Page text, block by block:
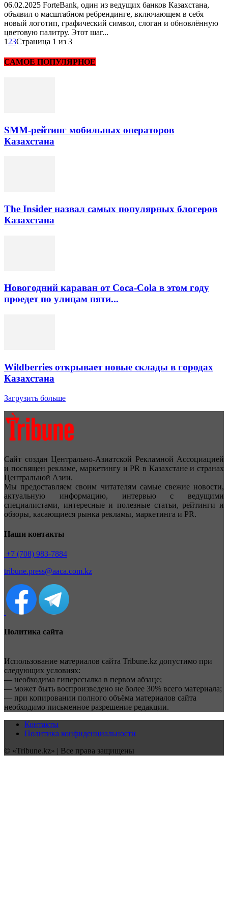
06.02.2025 ForteBank, один из ведущих банков Казахстана,
объявил о масштабном ребрендинге, включающем в себя
новый логотип, графический символ, слоган и обновлённую
цветовую палитру. Этот шаг...
1 23Страница 1 из 3
САМОЕ ПОПУЛЯРНОЕ
SMM-рейтинг мобильных операторов
Казахстана
The Insider назвал самых популярных блогеров
Казахстана
Новогодний караван от Coca-Cola в этом году
проедет по улицам пяти...
Wildberries открывает новые склады в городах
Казахстана
Загрузить больше
Сайт создан Центрально-Азиатской Рекламной Ассоциацией
и посвящен рекламе, маркетингу и PR в Казахстане и странах
Центральной Азии.
Мы предоставляем своим читателям самые свежие новости,
актуальную информацию, интервью с ведущими
специалистами, интересные и полезные статьи, рейтинги и
обзоры, касающиеся рынка рекламы, маркетинга и PR.
Наши контакты
+7 (708) 983-7884
tribune.press@aaca.com.kz
Политика сайта
Использование материалов сайта Tribune.kz допустимо при
следующих условиях:
— необходима гиперссылка в первом абзаце;
— может быть воспроизведено не более 30% всего материала;
— при копировании полного объёма материалов сайта
необходимо письменное разрешение редакции.
Контакты
Политика конфиденциальности
© «Tribune.kz» | Все права защищены